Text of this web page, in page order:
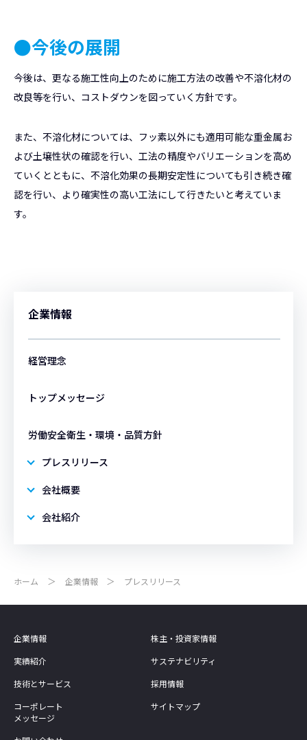
●今後の展開
今後は、更なる施工性向上のために施工方法の改善や不溶化材の
改良等を行い、コストダウンを図っていく方針です。
また、不溶化材については、フッ素以外にも適用可能な重金属お
よび土壌性状の確認を行い、工法の精度やバリエーションを高め
ていくとともに、不溶化効果の長期安定性についても引き続き確
認を行い、より確実性の高い工法にして行きたいと考えていま
す。
企業情報
経営理念
トップメッセージ
労働安全衛生・環境・品質方針
プレスリリース
会社概要
会社紹介
ホーム 企業情報 プレスリリース
企業情報
株主・投資家情報
実績紹介
サステナビリティ
技術とサービス
採用情報
コーポレート
メッセージ
サイトマップ